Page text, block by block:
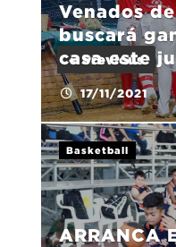
Venados
buscará
casa este
17/11/2021
Basketball
ARRANCA
« Previous